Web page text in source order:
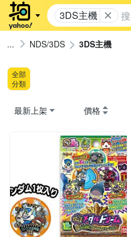
3DS主機
NDS/3DS 3DS主機
全部
分類
最新上架 價格